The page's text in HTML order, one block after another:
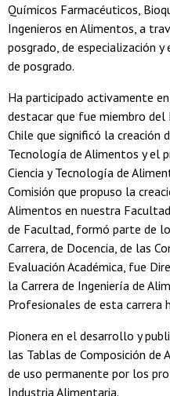
Químicos Farmacéuticos,
Ingenieros en Alimentos, a
posgrado, de especialización y
de posgrado.
Ha participado activamente
destacar que fue miembro del
Chile que significó la creación
Tecnología de Alimentos y el
Ciencia y Tecnología de
Comisión que propuso la
Alimentos en nuestra
de Facultad, formó parte de
Carrera, de Docencia, de las
Evaluación Académica, fue
la Carrera de Ingeniería de
Profesionales de esta carrera
Pionera en el desarrollo y
las Tablas de Composición
de uso permanente por los
Industria Alimentaria.